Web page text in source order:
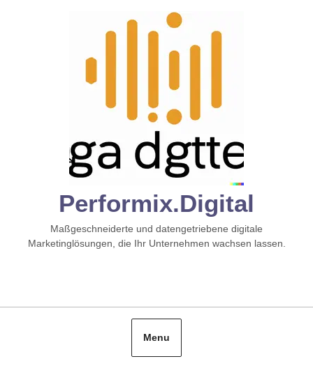
Performix.digital
Maßgeschneiderte und datengetriebene digitale
Marketinglösungen, die Ihr Unternehmen wachsen lassen.
Menu